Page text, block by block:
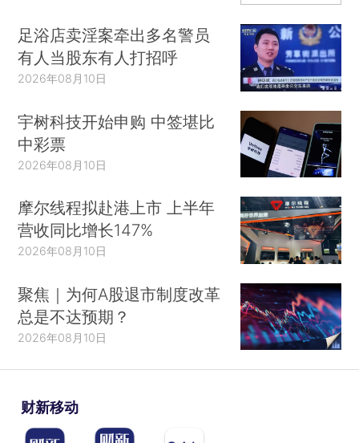
足浴店卖淫案牵出多名警员
有人当股东有人打招呼
2026年08月10日
宇树科技开始申购 中签堪比
中彩票
2026年08月10日
摩尔线程拟赴港上市 上半年
营收同比增长147%
2026年08月10日
聚焦｜为何A股退市制度改革
总是不达预期？
2026年08月10日
财新移动